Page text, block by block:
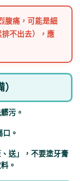
腹痛，可能是細
不出去），應
污。
。
送」，不要塗牙膏
。